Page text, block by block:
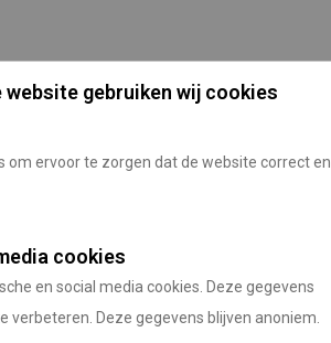
gebruiken wij cookies
om ervoor te zorgen dat de website correct en
cookies
en social media cookies. Deze gegevens
verbeteren. Deze gegevens blijven anoniem.